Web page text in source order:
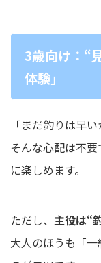
3歳向け：“
体験」
「まだ釣りは早
そんな心配は不
に楽しめます。
ただし、 主役は“
大人のほうも「